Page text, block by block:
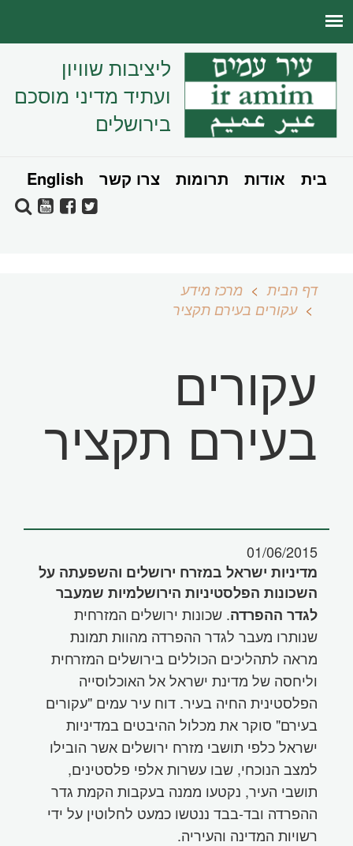
ליציבות שוויון
ועתיד מדיני מוסכם
בירושלים
בית אודות תרומות צרו קשר English
דף הבית
מרכז מידע
עקורים בעירם תקציר
עקורים
בעירם תקציר
01/06/2015
מדיניות ישראל במזרח ירושלים והשפעתה על
השכונות הפלסטיניות הירושלמיות שמעבר
לגדר ההפרדה. שכונות ירושלים המזרחית
שנותרו מעבר לגדר ההפרדה מהוות תמונת
מראה לתהליכים הכוללים בירושלים המזרחית
וליחסה של מדינת ישראל אל האוכלוסייה
הפלסטינית החיה בעיר. דוח עיר עמים "עקורים
בעירם" סוקר את מכלול ההיבטים במדיניות
ישראל כלפי תושבי מזרח ירושלים אשר הובילו
למצב הנוכחי, שבו עשרות אלפי פלסטינים,
תושבי העיר, נקטעו ממנה בעקבות הקמת גדר
ההפרדה ובד-בבד ננטשו כמעט לחלוטין על ידי
רשויות המדינה והעיריה.